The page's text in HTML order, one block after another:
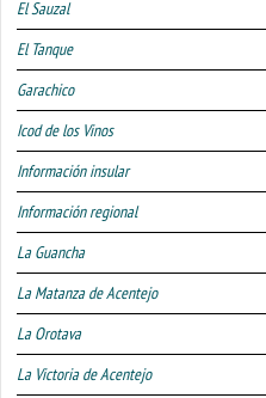
El Sauzal
El Tanque
Garachico
Icod de los Vinos
Información insular
Información regional
La Guancha
La Matanza de Acentejo
La Orotava
La Victoria de Acentejo